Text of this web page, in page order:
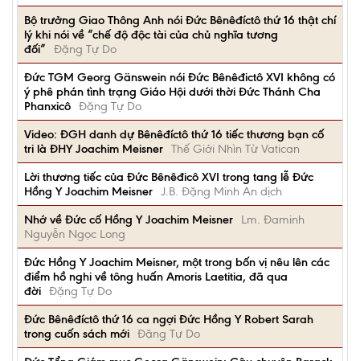
Bộ trưởng Giao Thông Anh nói Đức Bênêđíctô thứ 16 thật chí
lý khi nói về “chế độ độc tài của chủ nghĩa tương
đối”
Đặng Tự Do
Ðức TGM Georg Gänswein nói Đức Bênêđictô XVI không có
ý phê phán tình trạng Giáo Hội dưới thời Đức Thánh Cha
Phanxicô Đặng Tự Do
Video: ĐGH danh dự Bênêđíctô thứ 16 tiếc thương bạn cố
tri là ĐHY Joachim Meisner Thế Giới Nhìn Từ Vatican
Lời thương tiếc của Đức Bênêđicô XVI trong tang lễ Đức
Hồng Y Joachim Meisner J.B. Đặng Minh An dịch
Nhớ về Đức cố Hồng Y Joachim Meisner
Lm. Đaminh
Nguyễn Ngọc Long
Đức Hồng Y Joachim Meisner, một trong bốn vị nêu lên các
điểm hồ nghi về tông huấn Amoris Laetitia, đã qua
đời Đặng Tự Do
Đức Bênêđíctô thứ 16 ca ngợi Đức Hồng Y Robert Sarah
trong cuốn sách mới Đặng Tự Do